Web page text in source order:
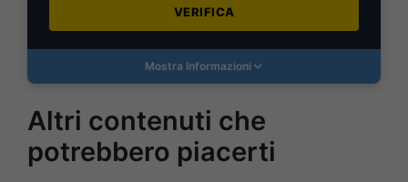
VERIFICA
Mostra Informazioni
Altri contenuti che
potrebbero piacerti